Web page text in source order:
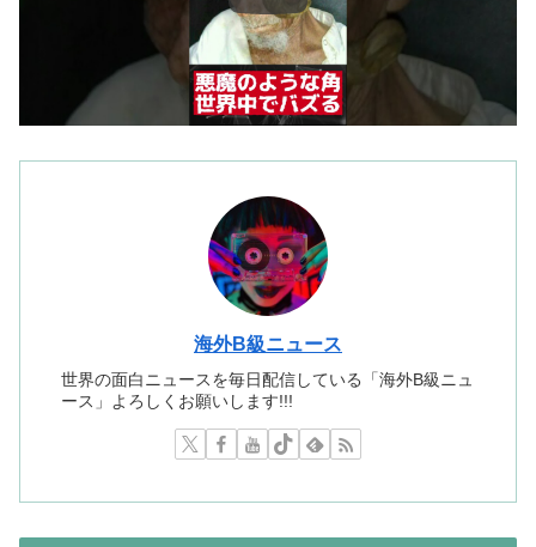
海外B級ニュース
世界の面白ニュースを毎日配信している「海外B級ニュ
ース」よろしくお願いします!!!